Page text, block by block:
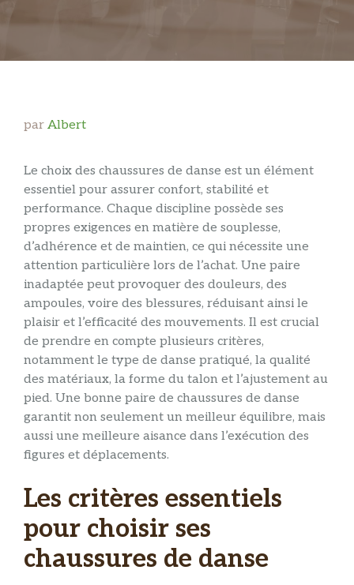
par Albert
Le choix des chaussures de danse est un élément
essentiel pour assurer confort, stabilité et
performance. Chaque discipline possède ses
propres exigences en matière de souplesse,
d’adhérence et de maintien, ce qui nécessite une
attention particulière lors de l’achat. Une paire
inadaptée peut provoquer des douleurs, des
ampoules, voire des blessures, réduisant ainsi le
plaisir et l’efficacité des mouvements. Il est crucial
de prendre en compte plusieurs critères,
notamment le type de danse pratiqué, la qualité
des matériaux, la forme du talon et l’ajustement au
pied. Une bonne paire de chaussures de danse
garantit non seulement un meilleur équilibre, mais
aussi une meilleure aisance dans l’exécution des
figures et déplacements.
Les critères essentiels
pour choisir ses
chaussures de danse